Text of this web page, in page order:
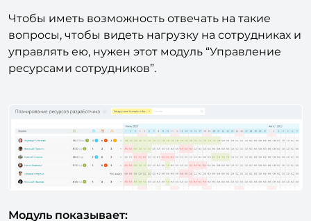
Чтобы иметь возможность отвечать на такие
вопросы, чтобы видеть нагрузку на сотрудниках и
управлять ею, нужен этот модуль “Управление
ресурсами сотрудников”.
Модуль показывает: